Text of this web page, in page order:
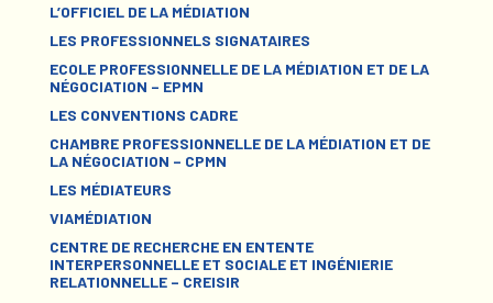
L’OFFICIEL DE LA MÉDIATION
LES PROFESSIONNELS SIGNATAIRES
ECOLE PROFESSIONNELLE DE LA MÉDIATION ET DE LA
NÉGOCIATION – EPMN
LES CONVENTIONS CADRE
CHAMBRE PROFESSIONNELLE DE LA MÉDIATION ET DE
LA NÉGOCIATION – CPMN
LES MÉDIATEURS
VIAMÉDIATION
CENTRE DE RECHERCHE EN ENTENTE
INTERPERSONNELLE ET SOCIALE ET INGÉNIERIE
RELATIONNELLE – CREISIR